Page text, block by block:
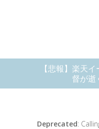
【悲報】楽天
督が逝
Deprecated: